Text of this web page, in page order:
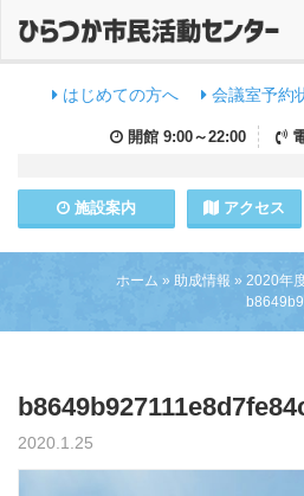
はじめての方へ 会議室予約
開館 9:00～22:00
施設案内 アクセス
ホーム » 助成情報 » 2020年
2020.1.25